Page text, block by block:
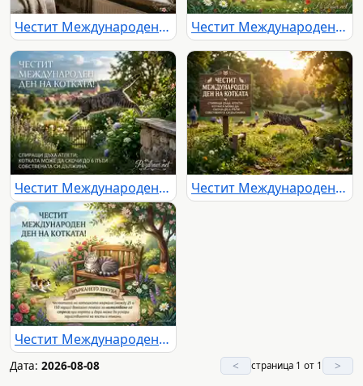
Честит Международен ден на котката! Уютна сцена с котка на прозореца и градина. Честит Международен ден на котката: Игриви котки в идиличен селски пейзаж с уникален факт.
Честит Международен ден на котката! Пъргава котка скача в градина, празнувайки котешкия ден с интересен факт. Честит Международен ден на котката: Грациозна котка скача в слънчев парк, отбелязвайки котешката ловкост.
Честит Международен ден на котката: Илюстрация с котки в градина и ползи от мъркането.
Дата: 2026-08-08 < страница 1 от 1 >